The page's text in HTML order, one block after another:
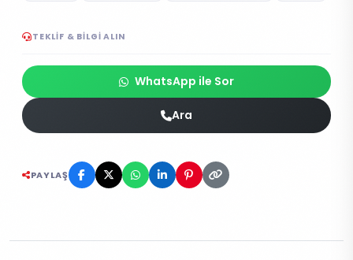
TEKLIF & BILGI ALIN
WhatsApp ile Sor
Ara
PAYLAŞ